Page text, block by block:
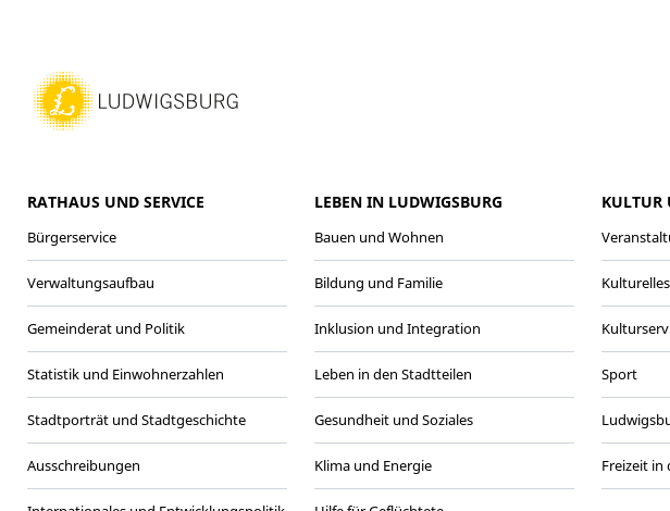
RATHAUS UND SERVICE
Bürgerservice
Verwaltungsaufbau
Gemeinderat und Politik
Statistik und Einwohnerzahlen
Stadtporträt und Stadtgeschichte
Ausschreibungen
LEBEN IN LUDWIGSBURG
Bauen und Wohnen
Bildung und Familie
Inklusion und Integration
Leben in den Stadtteilen
Gesundheit und Soziales
Klima und Energie
KULTUR
Sport
Freizeit in